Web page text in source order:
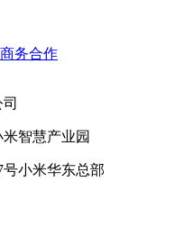
商务合作
智慧产业园
小米华东总部